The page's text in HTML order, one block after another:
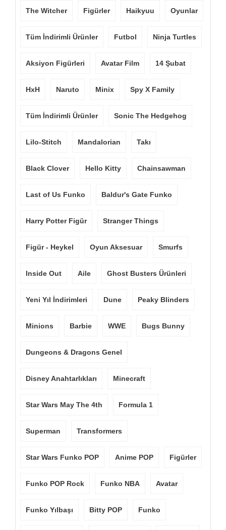
The Witcher Figürler Haikyuu Oyunlar
Tüm İndirimli Ürünler Futbol Ninja Turtles
Aksiyon Figürleri Avatar Film 14 Şubat
HxH Naruto Minix Spy X Family
Tüm İndirimli Ürünler Sonic The Hedgehog
Lilo-Stitch Mandalorian Takı
Black Clover Hello Kitty Chainsawman
Last of Us Funko Baldur's Gate Funko
Harry Potter Figür Stranger Things
Figür - Heykel Oyun Aksesuar Smurfs
Inside Out Aile Ghost Busters Ürünleri
Yeni Yıl İndirimleri Dune Peaky Blinders
Minions Barbie WWE Bugs Bunny
Dungeons & Dragons Genel
Disney Anahtarlıkları Minecraft
Star Wars May The 4th Formula 1
Superman Transformers
Star Wars Funko POP Anime POP Figürler
Funko POP Rock Funko NBA Avatar
Funko Yılbaşı Bitty POP Funko